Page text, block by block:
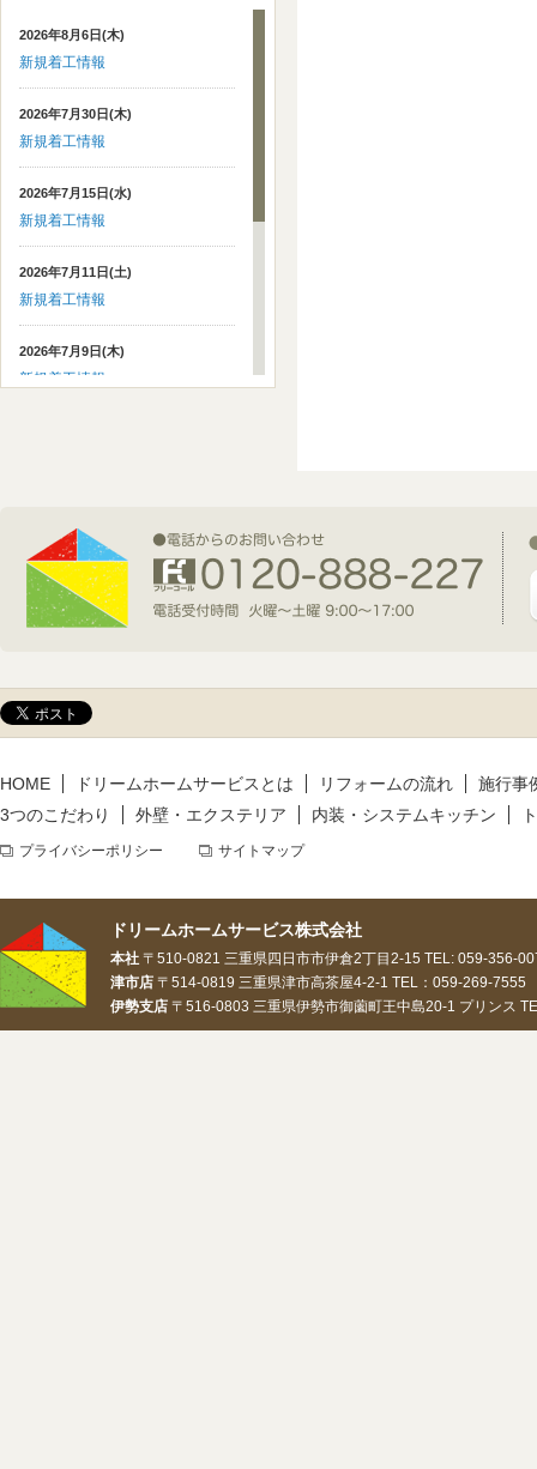
2026年8月6日(木)
新規着工情報
2026年7月30日(木)
新規着工情報
2026年7月15日(水)
新規着工情報
2026年7月11日(土)
新規着工情報
2026年7月9日(木)
新規着工情報
新規着工情報
2026年5月14日(木)
新規着工情報
HOME ドリームホームサービスとは リフォームの流れ
施行事
3つのこだわり
外壁・エクステリア 内装・システムキッチン
プライバシーポリシー サイトマップ
ドリームホームサービス株式会社
本社 〒510-0821 三重県四日市市伊倉2丁目2-15 TEL: 059-356-
津市店 〒514-0819 三重県津市高茶屋4-2-1 TEL：059-269-
伊勢支店 〒516-0803 三重県伊勢市御薗町王中島20-1 プリンス